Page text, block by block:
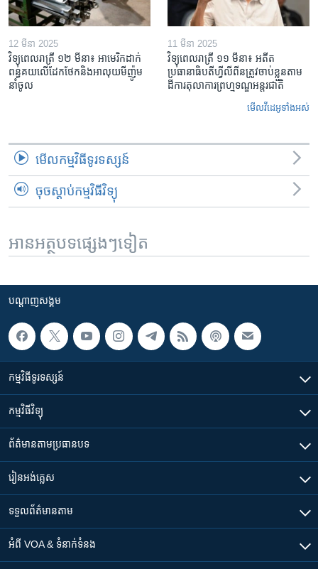
12 មីនា 2025
វិទ្យុពេលរាត្រី ១២ មីនា៖ អាមេរិក​ដាក់​
ពន្ធគយ​លើ​ដែកថែក​និង​អាលុយ​មីញ៉ូម​
នាំចូល
11 មីនា 2025
វិទ្យុពេលរាត្រី ១១ មីនា៖ អតីត​
ប្រធានាធិបតីហ្វីលីពីន​ត្រូវ​ចាប់ខ្លួនតាម
ដីការ​តុលាការ​ព្រហ្មទណ្ឌ​អន្តរជាតិ
មើល​វីដេអូ​ទាំង​អស់
មើល​កម្មវិធី​ទូរទស្សន៍
ចុចស្តាប់កម្មវិធីវិទ្យុ
អានអត្ថបទផ្សេងៗទៀត
បណ្តាញ​សង្គម
កម្មវិធី​ទូរទស្សន៍
កម្មវិធី​វិទ្យុ
ព័ត៌មាន​តាមប្រធានបទ​
រៀន​​អង់គ្លេស
ទទួល​ព័ត៌មាន​តាម
អំពី​ VOA & ទំនាក់ទំនង